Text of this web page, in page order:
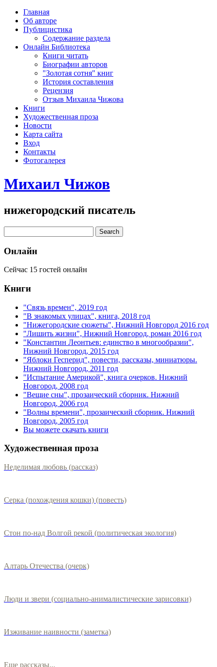
Главная
Об авторе
Публицистика
Содержание раздела
Онлайн Библиотека
Книги читать
Биографии авторов
"Золотая сотня" книг
История составления
Рецензия
Отзыв Михаила Чижова
Книги
Художественная проза
Новости
Карта сайта
Вход
Контакты
Фотогалерея
Михаил Чижов
нижегородский писатель
Онлайн
Сейчас 15 гостей онлайн
Книги
"Связь времен", 2019 год
"В знакомых улицах", книга, 2018 год
"Нижегородские сюжеты", Нижний Новгород 2016 год
"Лишить жизни", Нижний Новгород, роман 2016 год
"Константин Леонтьев: единство в многообразии",
Нижний Новгород, 2015 год
"Яблоки Гесперид", повести, рассказы, миниатюры.
Нижний Новгород, 2011 год
"Испытание Америкой", книга очерков. Нижний
Новгород, 2008 год
"Вещие сны", прозаический сборник. Нижний
Новгород, 2006 год
"Волны времени", прозаический сборник. Нижний
Новгород, 2005 год
Вы можете скачать книги
Художественная проза
Неделимая любовь (рассказ)
Серка (похождения кошки) (повесть)
Стон по-над Волгой рекой (политическая экология)
Алтарь Отечества (очерк)
Люди и звери (социально-анималистические зарисовки)
Изживание наивности (заметка)
Еще рассказы...